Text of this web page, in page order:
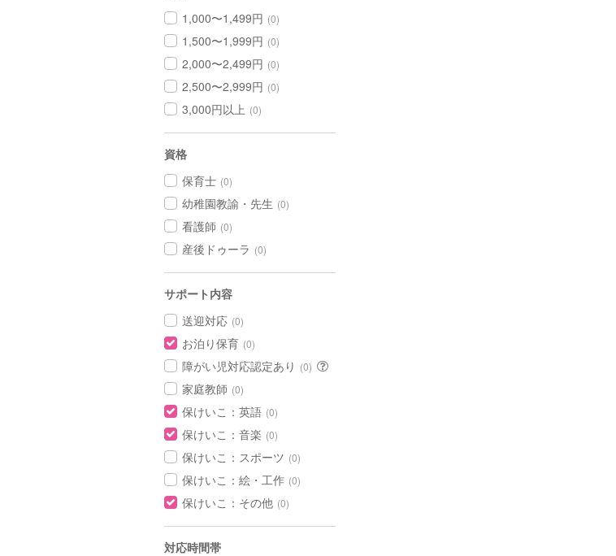
1,000〜1,499円 (0)
1,500〜1,999円 (0)
2,000〜2,499円 (0)
2,500〜2,999円 (0)
3,000円以上 (0)
資格
保育士 (0)
幼稚園教諭・先生 (0)
看護師 (0)
産後ドゥーラ (0)
サポート内容
送迎対応 (0)
お泊り保育 (0)
障がい児対応認定あり (0)
家庭教師 (0)
保けいこ：英語 (0)
保けいこ：音楽 (0)
保けいこ：スポーツ (0)
保けいこ：絵・工作 (0)
保けいこ：その他 (0)
対応時間帯